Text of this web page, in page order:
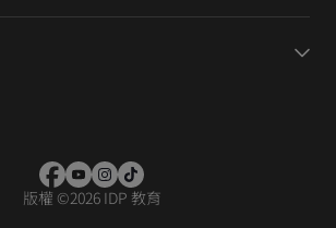
版權 ©2026 IDP 教育